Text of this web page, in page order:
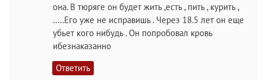
она. В тюряге он будет жить ,есть , пить , курить ,
.....Его уже не исправишь . Через 18.5 лет он еще
убьет кого нибудь . Он попробовал кровь
ибезнаказанно
Ответить